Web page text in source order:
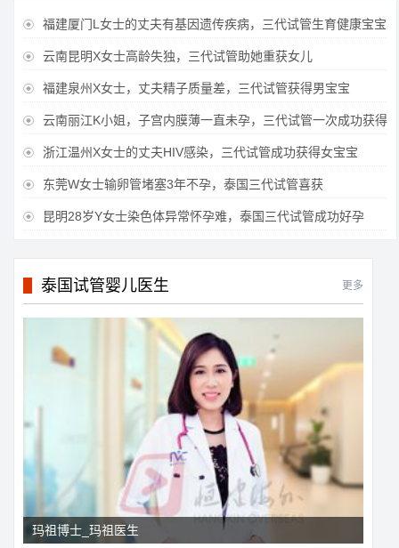
 福建厦门L女士的丈夫有基因遗传疾病，三代试管生育健康宝宝
 云南昆明X女士高龄失独，三代试管助她重获女儿
 福建泉州X女士，丈夫精子质量差，三代试管获得男宝宝
 云南丽江K小姐，子宫内膜薄一直未孕，三代试管一次成功获得
 浙江温州X女士的丈夫HIV感染，三代试管成功获得女宝宝
 东莞W女士输卵管堵塞3年不孕，泰国三代试管喜获
 昆明28岁Y女士染色体异常怀孕难，泰国三代试管成功好孕
泰国试管婴儿医生 更多
玛祖博士_玛祖医生